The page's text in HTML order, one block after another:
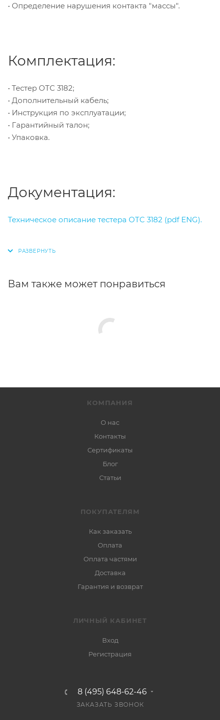
• Определение нарушения контакта "массы".
Комплектация:
• Тестер OTC 3182;
• Дополнительный кабель;
• Инструкция по эксплуатации;
• Гарантийный талон;
• Упаковка.
Документация:
Техническое описание тестера OTC 3182 (pdf ENG).
Вам также может понравиться
КОМПАНИЯ
О нас
Контакты
Сертификаты
Блог
Статьи
ПОКУПАТЕЛЯМ
Как заказать
Оплата
Оплата частями
Доставка
Гарантия и возврат
ЛИЧНЫЙ КАБИНЕТ
Вход
Регистрация
8 (495) 648-62-46
ЗАКАЗАТЬ ЗВОНОК